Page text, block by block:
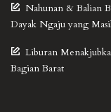
Nahunan & Balian
Dayak Ngaju yang
Liburan
Bagian Barat